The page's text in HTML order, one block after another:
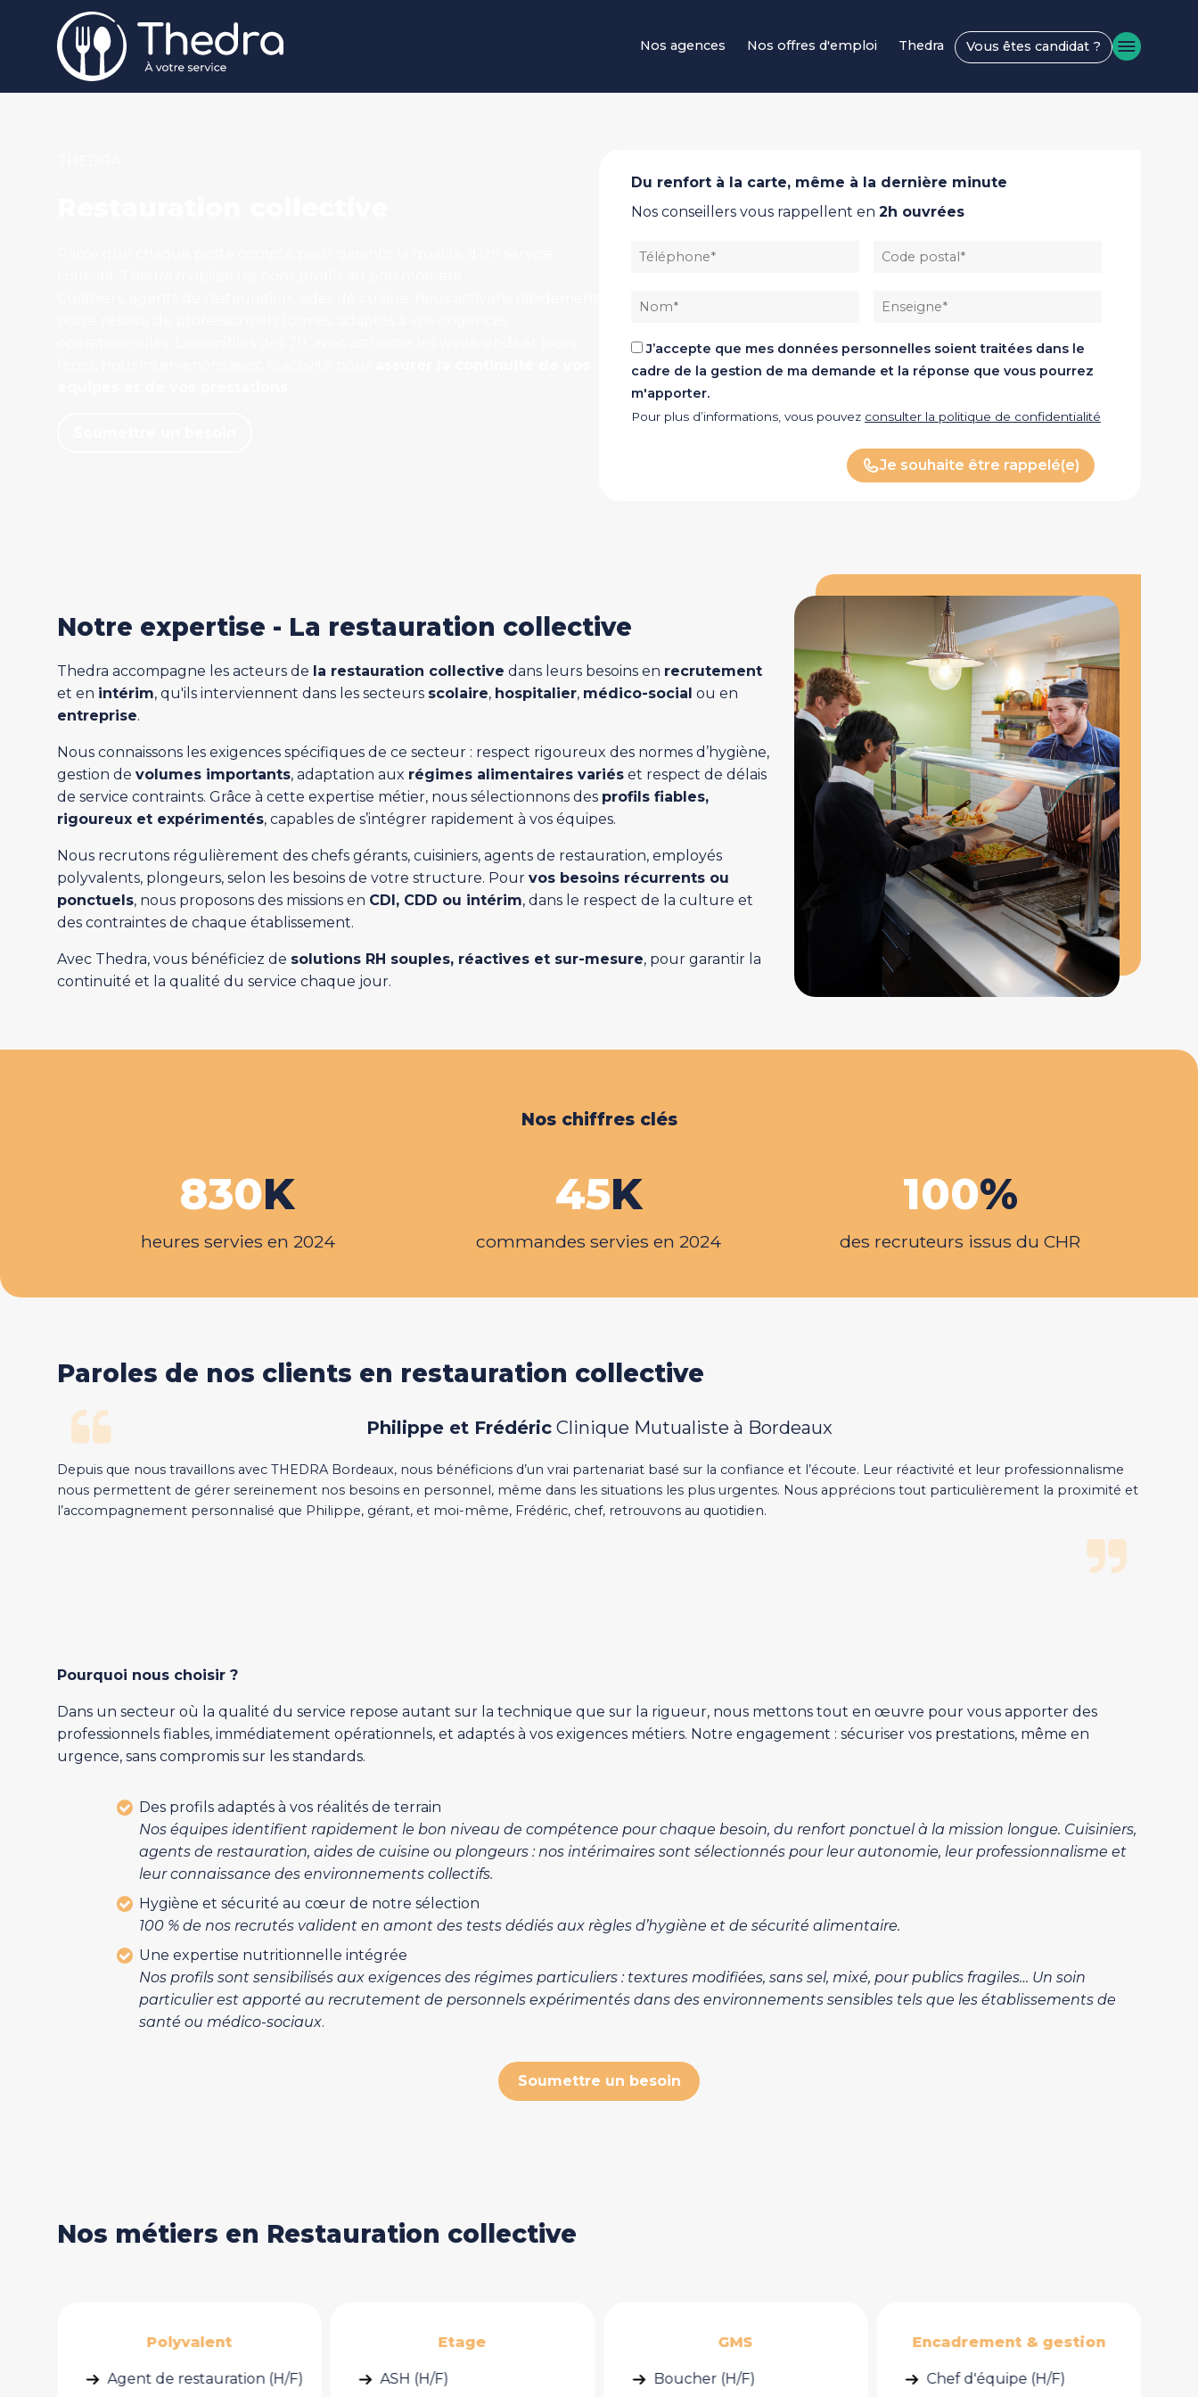
Aller au contenu principal
Navigation principale
Nos agences Nos offres d'emploi Thedra Vous êtes candidat ?
Du renfort à la carte, même à la dernière minute
Nos conseillers vous rappellent en 2h ouvrées
J’accepte que mes données personnelles soient traitées dans le
cadre de la gestion de ma demande et la réponse que vous pourrez
m'apporter.
Pour plus d’informations, vous pouvez consulter la politique de confidentialité
Je souhaite être rappelé(e)
Notre expertise - La restauration collective
Thedra accompagne les acteurs de la restauration collective dans leurs besoins en recrutement
et en intérim, qu'ils interviennent dans les secteurs scolaire, hospitalier, médico-social ou en
entreprise.
Nous connaissons les exigences spécifiques de ce secteur : respect rigoureux des normes d’hygiène,
gestion de volumes importants, adaptation aux régimes alimentaires variés et respect de délais
de service contraints. Grâce à cette expertise métier, nous sélectionnons des profils fiables,
rigoureux et expérimentés, capables de s’intégrer rapidement à vos équipes.
Nous recrutons régulièrement des chefs gérants, cuisiniers, agents de restauration, employés
polyvalents, plongeurs, selon les besoins de votre structure. Pour vos besoins récurrents ou
ponctuels, nous proposons des missions en CDI, CDD ou intérim, dans le respect de la culture et
des contraintes de chaque établissement.
Avec Thedra, vous bénéficiez de solutions RH souples, réactives et sur-mesure, pour garantir la
continuité et la qualité du service chaque jour.
Nos chiffres clés
830K
heures servies en 2024
45K
commandes servies en 2024
100%
des recruteurs issus du CHR
Paroles de nos clients en restauration collective
Philippe et FrédéricClinique Mutualiste à Bordeaux
Depuis que nous travaillons avec THEDRA Bordeaux, nous bénéficions d’un vrai partenariat basé sur la confiance et l’écoute. Leur réactivité et leur professionnalisme
nous permettent de gérer sereinement nos besoins en personnel, même dans les situations les plus urgentes. Nous apprécions tout particulièrement la proximité et
l’accompagnement personnalisé que Philippe, gérant, et moi-même, Frédéric, chef, retrouvons au quotidien.
Pourquoi nous choisir ?
Dans un secteur où la qualité du service repose autant sur la technique que sur la rigueur, nous mettons tout en œuvre pour vous apporter des
professionnels fiables, immédiatement opérationnels, et adaptés à vos exigences métiers. Notre engagement : sécuriser vos prestations, même en
urgence, sans compromis sur les standards.
Des profils adaptés à vos réalités de terrain
Nos équipes identifient rapidement le bon niveau de compétence pour chaque besoin, du renfort ponctuel à la mission longue. Cuisiniers,
agents de restauration, aides de cuisine ou plongeurs : nos intérimaires sont sélectionnés pour leur autonomie, leur professionnalisme et
leur connaissance des environnements collectifs.
Hygiène et sécurité au cœur de notre sélection
100 % de nos recrutés valident en amont des tests dédiés aux règles d’hygiène et de sécurité alimentaire.
Une expertise nutritionnelle intégrée
Nos profils sont sensibilisés aux exigences des régimes particuliers : textures modifiées, sans sel, mixé, pour publics fragiles… Un soin
particulier est apporté au recrutement de personnels expérimentés dans des environnements sensibles tels que les établissements de
santé ou médico-sociaux.
Soumettre un besoin
Nos métiers en Restauration collective
Etage
ASH (H/F)
GMS
Boucher (H/F)
Encadrement & gestion
Chef d'équipe (H/F)
Cuisine
Chef de cuisine (H/F)